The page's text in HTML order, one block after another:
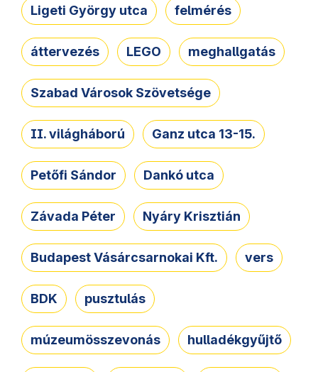
Ligeti György utca felmérés
áttervezés LEGO meghallgatás
Szabad Városok Szövetsége
II. világháború Ganz utca 13-15.
Petőfi Sándor Dankó utca
Závada Péter Nyáry Krisztián
Budapest Vásárcsarnokai Kft. vers
BDK pusztulás
múzeumösszevonás hulladékgyűjtő